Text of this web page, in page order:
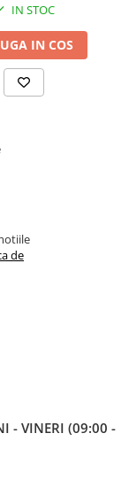
IN STOC
IN COS
de
- VINERI (09:00 -